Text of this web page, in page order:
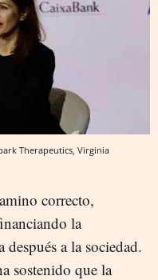
Therapeutics, Virginia
correcto,
la
a la sociedad.
sostenido que la